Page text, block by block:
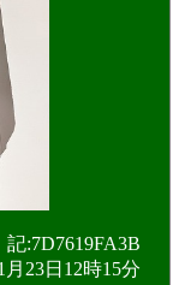
記:7D7619FA3B
月23日12時15分